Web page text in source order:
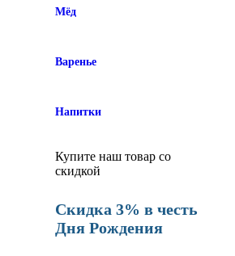
Мёд
Варенье
Напитки
Купите наш товар со
скидкой
Скидка 3% в честь
Дня Рождения